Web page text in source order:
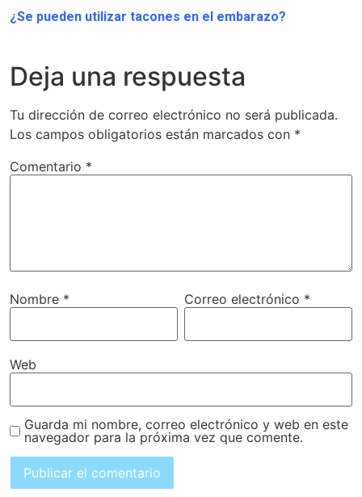
¿Se pueden utilizar tacones en el embarazo?
Deja una respuesta
Tu dirección de correo electrónico no será publicada.
Los campos obligatorios están marcados con *
Comentario *
Nombre * Correo electrónico *
Web
Guarda mi nombre, correo electrónico y web en este
navegador para la próxima vez que comente.